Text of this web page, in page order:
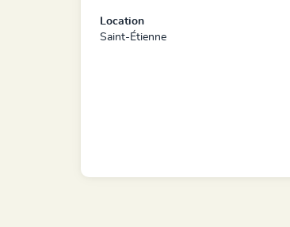
Location
Saint-Étienne